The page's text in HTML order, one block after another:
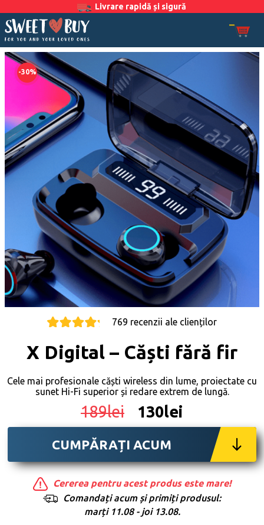
Livrare rapidă și sigură
-30%
769 recenzii ale clienților
X Digital – Căști fără fir
Cele mai profesionale căști wireless din lume, proiectate cu
sunet Hi-Fi superior și redare extrem de lungă.
189lei 130lei
CUMPĂRAȚI ACUM
Cererea pentru acest produs este mare!
Comandați acum și primiți produsul:
marți 11.08 - joi 13.08.